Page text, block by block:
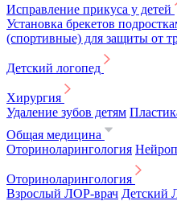
Исправление прикуса у детей
Установка брекетов
(спортивные) для защиты от
Детский логопед
Хирургия
Удаление зубов детям
Общая медицина
Оториноларингология
Оториноларингология
Взрослый ЛОР-врач Детский